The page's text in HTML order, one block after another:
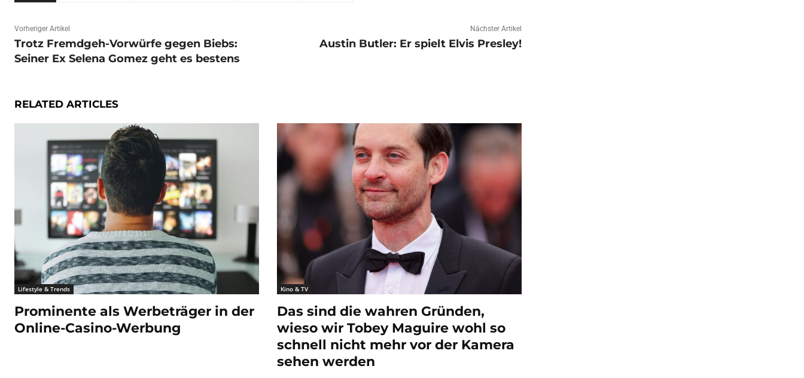
Vorheriger Artikel
Trotz Fremdgeh-Vorwürfe gegen Biebs:
Seiner Ex Selena Gomez geht es bestens
Nächster Artikel
Austin Butler: Er spielt Elvis Presley!
RELATED ARTICLES
Lifestyle & Trends
Prominente als Werbeträger in der
Online-Casino-Werbung
Kino & TV
Das sind die wahren Gründen,
wieso wir Tobey Maguire wohl so
schnell nicht mehr vor der Kamera
sehen werden